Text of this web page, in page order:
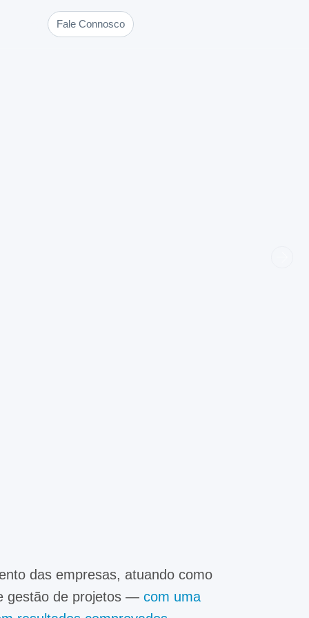
Fale Connosco
das empresas, atuando como
gestão de projetos — com uma